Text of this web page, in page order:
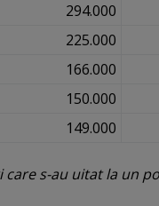
294.000
225.000
166.000
150.000
149.000
s-au uitat la un